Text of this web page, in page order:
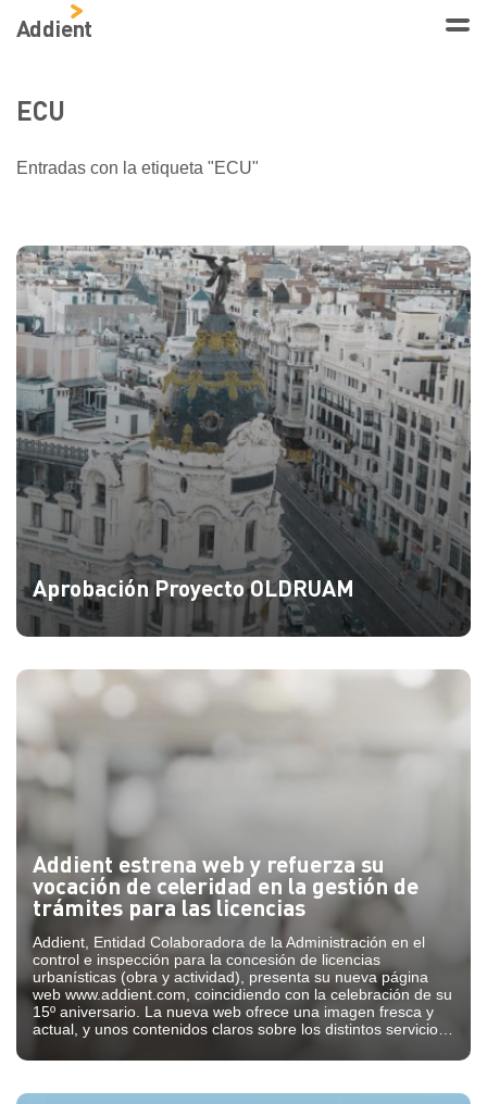
Addient
ECU
Entradas con la etiqueta "ECU"
Aprobación Proyecto OLDRUAM
Addient estrena web y refuerza su
vocación de celeridad en la gestión de
trámites para las licencias
Addient, Entidad Colaboradora de la Administración en el
control e inspección para la concesión de licencias
urbanísticas (obra y actividad), presenta su nueva página
web www.addient.com, coincidiendo con la celebración de su
15º aniversario. La nueva web ofrece una imagen fresca y
actual, y unos contenidos claros sobre los distintos servicios